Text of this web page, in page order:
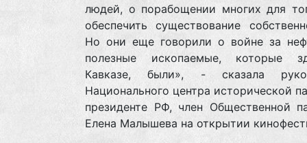
людей, о порабощении многих для
обеспечить существование
Но они еще говорили о войне за
полезные ископаемые, которые
Кавказе, были», - сказала
Национального центра исторической
президенте РФ, член Общественной
Елена Малышева на открытии